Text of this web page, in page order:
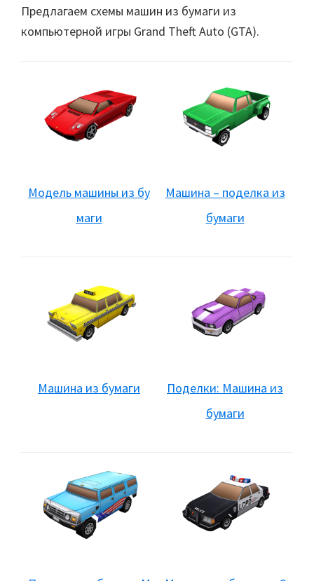
Предлагаем схемы машин из бумаги из
компьютерной игры Grand Theft Auto (GTA).
Модель машины из бу
маги
Машина – поделка из
бумаги
Машина из бумаги
Поделки: Машина из
бумаги